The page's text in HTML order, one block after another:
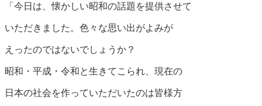
「今日は、懐かしい昭和の話題を提供させて
いただきました。色々な思い出がよみが
えったのではないでしょうか？
昭和・平成・令和と生きてこられ、現在の
日本の社会を作っていただいたのは皆様方